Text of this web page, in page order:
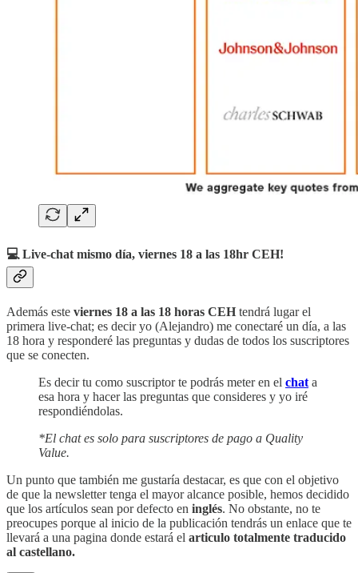
💻 Live-chat mismo día, viernes 18 a las 18hr CEH!
Además este viernes 18 a las 18 horas CEH tendrá lugar el
primera live-chat; es decir yo (Alejandro) me conectaré un día, a las
18 hora y responderé las preguntas y dudas de todos los suscriptores
que se conecten.
Es decir tu como suscriptor te podrás meter en el chat a
esa hora y hacer las preguntas que consideres y yo iré
respondiéndolas.
*El chat es solo para suscriptores de pago a Quality
Value.
Un punto que también me gustaría destacar, es que con el objetivo
de que la newsletter tenga el mayor alcance posible, hemos decidido
que los artículos sean por defecto en inglés. No obstante, no te
preocupes porque al inicio de la publicación tendrás un enlace que te
llevará a una pagina donde estará el articulo totalmente traducido
al castellano.